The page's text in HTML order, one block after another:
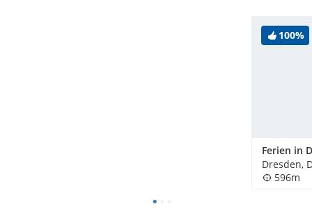
100%
Ferien in
Dresden,
596m